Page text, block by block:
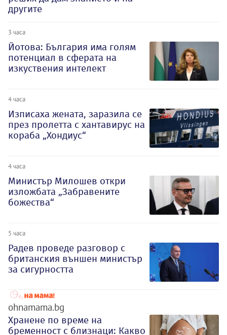
другите
3 часа
Йотова: България има голям
потенциал в сферата на
изкуствения интелект
4 часа
Изписаха жената, заразила се
през пролетта с хантавирус на
кораба „Хондиус“
4 часа
Министър Милошев откри
изложбата „Забравените
божества“
5 часа
Радев проведе разговор с
британския външен министър
за сигурността
ohnamama.bg
Хранене по време на
бременност с близнаци: Какво